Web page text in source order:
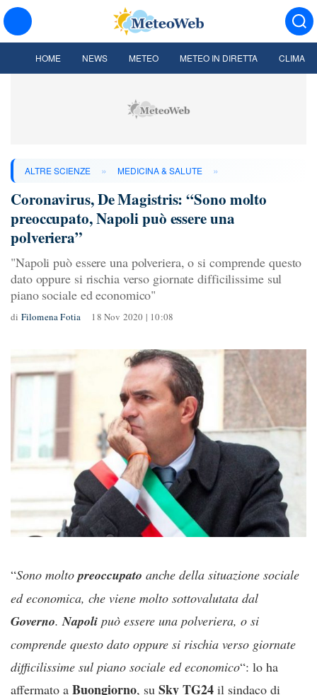
HOME NEWS METEO METEO IN DIRETTA CLIMA
ALTRE SCIENZE » MEDICINA & SALUTE »
Coronavirus, De Magistris: “Sono molto
preoccupato, Napoli può essere una
polveriera”
"Napoli può essere una polveriera, o si comprende questo
dato oppure si rischia verso giornate difficilissime sul
piano sociale ed economico"
di Filomena Fotia 18 Nov 2020 | 10:08
“Sono moltopreoccupato anche della situazione sociale
ed economica, che viene molto sottovalutata dal
Governo.Napoli può essere una polveriera, o si
comprende questo dato oppure si rischia verso giornate
difficilissime sul piano sociale ed economico“: lo ha
affermato a Buongiorno, su SkyTG24 il sindaco di